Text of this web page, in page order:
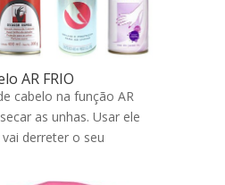
AR FRIO
cabelo na função AR
as unhas. Usar ele
derreter o seu